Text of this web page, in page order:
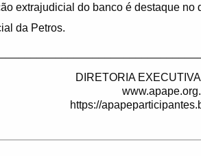
extrajudicial do banco é destaque no
da Petros.
DIRETORIA
https://